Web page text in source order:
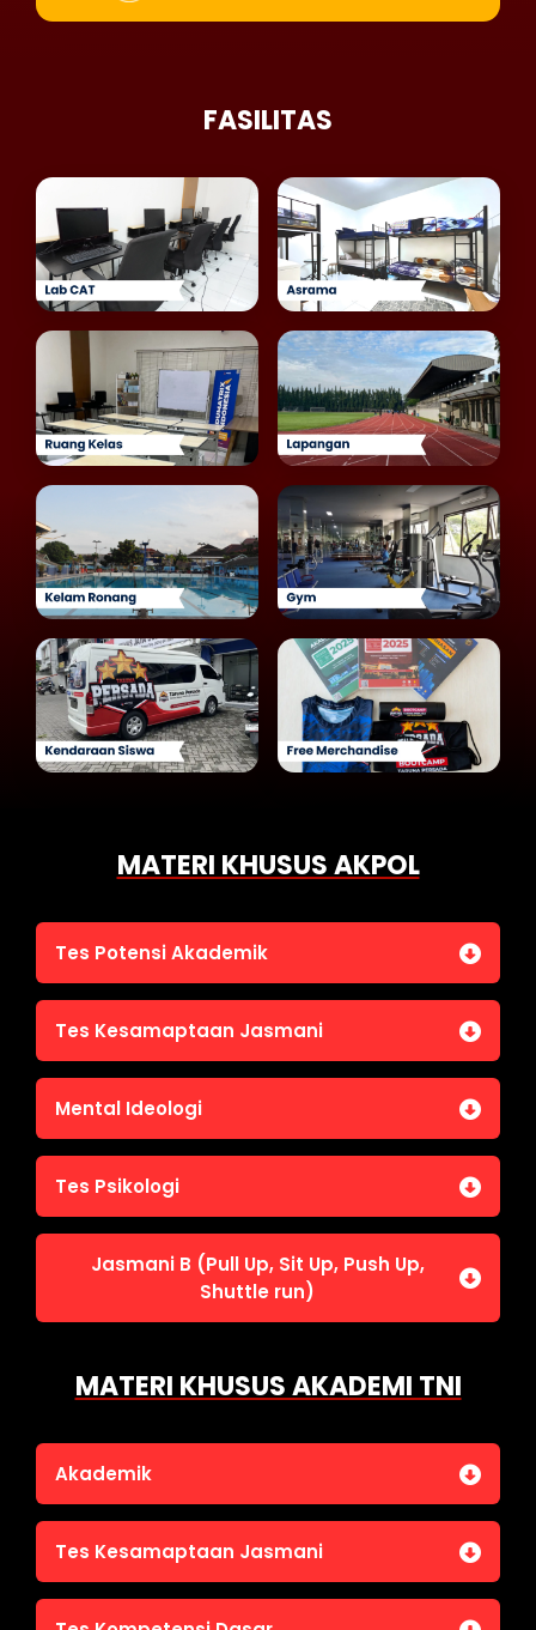
FASILITAS
MATERI KHUSUS AKPOL
Tes Potensi Akademik
Bahasa Indonesia
Penalaran Numerik
Pengetahuan Umum (termasuk UU Kepolisian)
Tes Wawasan Kebangsaan
Tes Kesamaptaan Jasmani
Jasmani A (Lari 12 menit)
Mental Ideologi
Mental Ideologi
Tes Psikologi
Tes Kecerdasan
Tes Kecermatan
Tes Kepribadian
Jasmani B (Pull Up, Sit Up, Push Up,
Shuttle run)
MATERI KHUSUS AKADEMI TNI
Akademik
Bahasa Indonesia
IPA
Tes Kesamaptaan Jasmani
Jasmani A (Lari 12 menit)